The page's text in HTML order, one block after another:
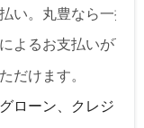
い。丸豊なら一括
よるお支払いが可
だけます。
ローン、クレジッ